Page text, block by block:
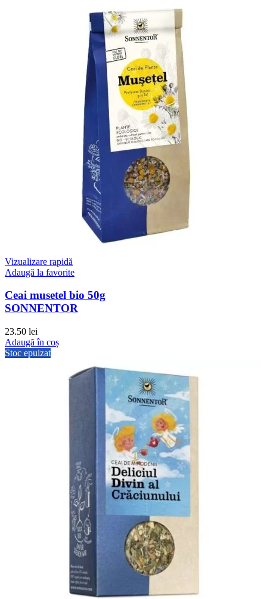
Vizualizare rapidă
Adaugă la favorite
Ceai musetel bio 50g
SONNENTOR
23.50 lei
Adaugă în coș
Stoc epuizat